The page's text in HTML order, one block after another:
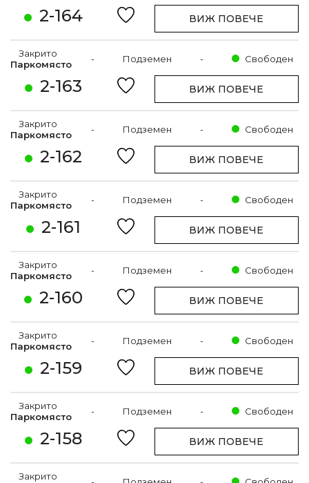
2-164 ВИЖ ПОВЕЧЕ
2-163
Закрито
Паркомясто
- Подземен - Свободен
ВИЖ ПОВЕЧЕ
2-162
Закрито
Паркомясто
- Подземен - Свободен
ВИЖ ПОВЕЧЕ
2-161
Закрито
Паркомясто
- Подземен - Свободен
ВИЖ ПОВЕЧЕ
2-160
Закрито
Паркомясто
- Подземен - Свободен
ВИЖ ПОВЕЧЕ
2-159
Закрито
Паркомясто
- Подземен - Свободен
ВИЖ ПОВЕЧЕ
2-158
Закрито
Паркомясто
- Подземен - Свободен
ВИЖ ПОВЕЧЕ
Закрито